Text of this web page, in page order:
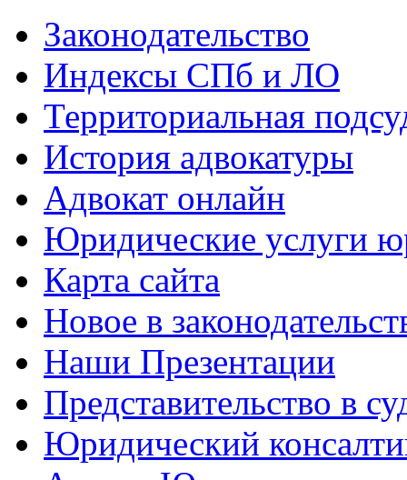
Законодательство
Индексы СПб и ЛО
Территориальная
История адвокатуры
Адвокат онлайн
Юридические услуги
Карта сайта
Новое в
Наши Презентации
Представительство в
Юридический